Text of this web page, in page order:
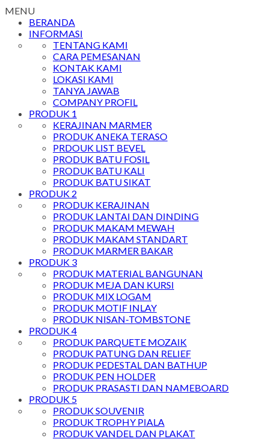
MENU
BERANDA
INFORMASI
TENTANG KAMI
CARA PEMESANAN
KONTAK KAMI
LOKASI KAMI
TANYA JAWAB
COMPANY PROFIL
PRODUK 1
KERAJINAN MARMER
PRODUK ANEKA TERASO
PRDOUK LIST BEVEL
PRODUK BATU FOSIL
PRODUK BATU KALI
PRODUK BATU SIKAT
PRODUK 2
PRODUK KERAJINAN
PRODUK LANTAI DAN DINDING
PRODUK MAKAM MEWAH
PRODUK MAKAM STANDART
PRODUK MARMER BAKAR
PRODUK 3
PRODUK MATERIAL BANGUNAN
PRODUK MEJA DAN KURSI
PRODUK MIX LOGAM
PRODUK MOTIF INLAY
PRODUK NISAN-TOMBSTONE
PRODUK 4
PRODUK PARQUETE MOZAIK
PRODUK PATUNG DAN RELIEF
PRODUK PEDESTAL DAN BATHUP
PRODUK PEN HOLDER
PRODUK PRASASTI DAN NAMEBOARD
PRODUK 5
PRODUK SOUVENIR
PRODUK TROPHY PIALA
PRODUK VANDEL DAN PLAKAT